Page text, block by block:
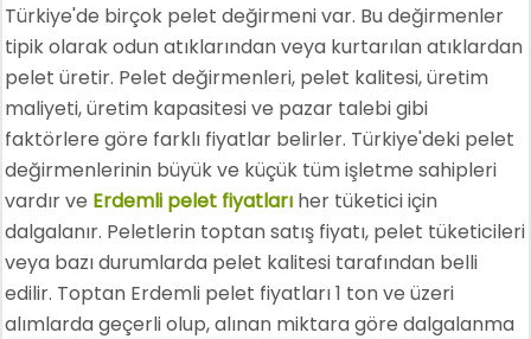
Türkiye'de birçok pelet değirmeni var. Bu değirmenler
tipik olarak odun atıklarından veya kurtarılan atıklardan
pelet üretir. Pelet değirmenleri, pelet kalitesi, üretim
maliyeti, üretim kapasitesi ve pazar talebi gibi
faktörlere göre farklı fiyatlar belirler. Türkiye'deki pelet
değirmenlerinin büyük ve küçük tüm işletme sahipleri
vardır ve Erdemli pelet fiyatları her tüketici için
dalgalanır. Peletlerin toptan satış fiyatı, pelet tüketicileri
veya bazı durumlarda pelet kalitesi tarafından belli
edilir. Toptan Erdemli pelet fiyatları 1 ton ve üzeri
alımlarda geçerli olup, alınan miktara göre dalgalanma